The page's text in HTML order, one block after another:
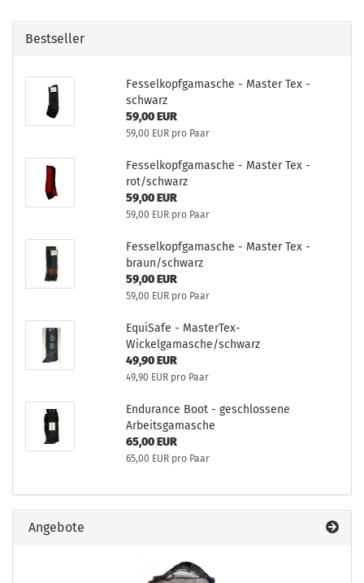
Bestseller
Fesselkopfgamasche - Master Tex -
schwarz
59,00 EUR
59,00 EUR pro Paar
Fesselkopfgamasche - Master Tex -
rot/schwarz
59,00 EUR
59,00 EUR pro Paar
Fesselkopfgamasche - Master Tex -
braun/schwarz
59,00 EUR
59,00 EUR pro Paar
EquiSafe - MasterTex-
Wickelgamasche/schwarz
49,90 EUR
49,90 EUR pro Paar
Endurance Boot - geschlossene
Arbeitsgamasche
65,00 EUR
65,00 EUR pro Paar
Angebote